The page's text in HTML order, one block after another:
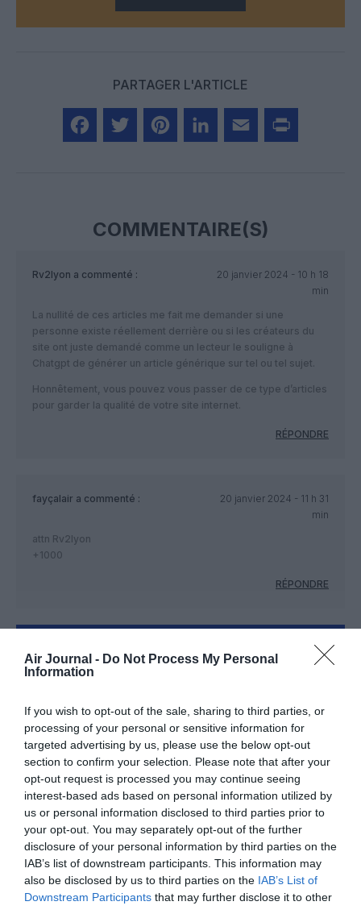
Air Journal - Do Not Process My Personal
Information
If you wish to opt-out of the sale, sharing to third parties, or
processing of your personal or sensitive information for
targeted advertising by us, please use the below opt-out
section to confirm your selection. Please note that after your
opt-out request is processed you may continue seeing
interest-based ads based on personal information utilized by
us or personal information disclosed to third parties prior to
your opt-out. You may separately opt-out of the further
disclosure of your personal information by third parties on the
IAB’s list of downstream participants. This information may
also be disclosed by us to third parties on the IAB’s List of
Downstream Participants that may further disclose it to other
PARTAGER L'ARTICLE
COMMENTAIRE(S)
Rv2lyon a commenté :
20 janvier 2024 - 10 h 18
min
La nullité de ces articles me fait me demander si une
personne existe réellement derrière ou si les créateurs du
site ont juste demandé comme un lecteur le souligne à
Chatgpt de générer un article générique sur tel ou tel sujet.
Honnêtement, vous pouvez vous passer de ce type d’articles
pour garder la qualité de votre site internet.
RÉPONDRE
fayçalair a commenté :
20 janvier 2024 - 11 h 31
min
attn Rv2lyon
+1000
RÉPONDRE
FAIRE UN DON
Appel aux lecteurs !
Soutenez Air Journal participezà son
développement !
NOUS SOUTENIR